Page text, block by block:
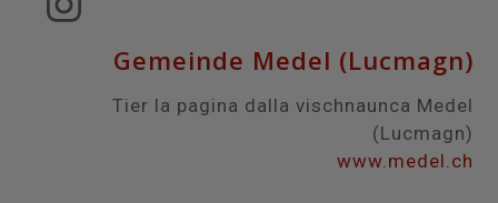
Instagram
Gemeinde Medel (Lucmagn)
Tier la pagina dalla vischnaunca Medel
(Lucmagn)
www.medel.ch